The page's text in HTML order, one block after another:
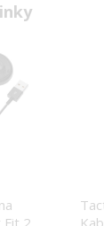
Fit 2